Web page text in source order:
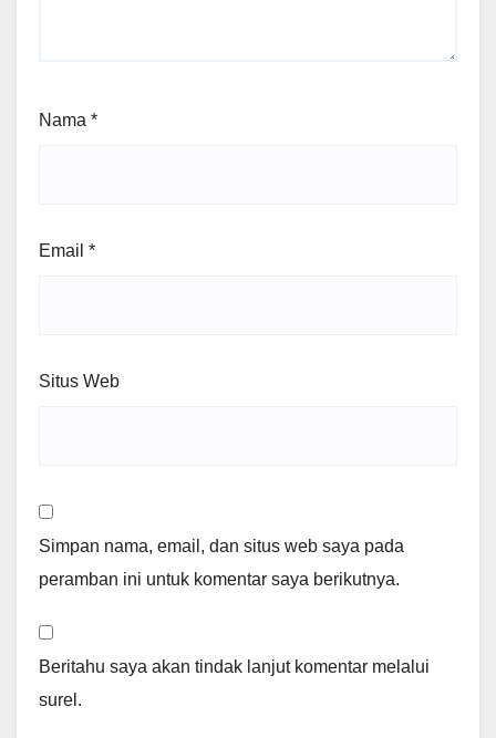
Nama *
Email *
Situs Web
Simpan nama, email, dan situs web saya pada
peramban ini untuk komentar saya berikutnya.
Beritahu saya akan tindak lanjut komentar melalui
surel.